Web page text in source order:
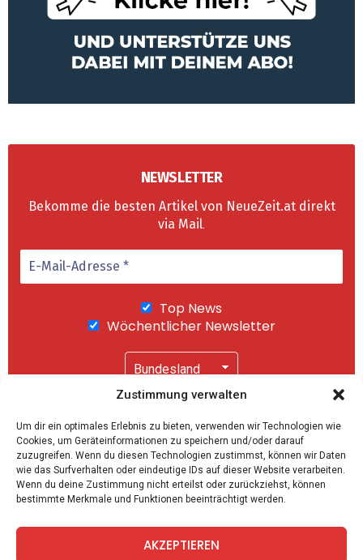
Zustimmung verwalten
Um dir ein optimales Erlebnis zu bieten, verwenden wir Technologien wie
Cookies, um Geräteinformationen zu speichern und/oder darauf
zuzugreifen. Wenn du diesen Technologien zustimmst, können wir Daten
wie das Surfverhalten oder eindeutige IDs auf dieser Website verarbeiten.
Wenn du deine Zustimmung nicht erteilst oder zurückziehst, können
bestimmte Merkmale und Funktionen beeinträchtigt werden.
AKZEPTIEREN
NEWSLETTER
Bekomme die besten Artikel von NeueZeit.at direkt
via Mail.
Top News
Wöchentlicher Newsletter
"Abonnieren" akzeptierst Du unsere
Datenschutzerklärung.